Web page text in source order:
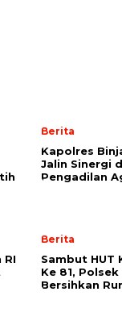
Berita
Kapolres
Jalin Sinergi
Pengadilan
RI
Berita
Sambut HUT
Ke 81,
Bersihkan